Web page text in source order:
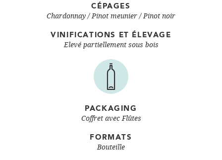
CÉPAGES
Chardonnay Pinot meunier Pinot noir
VINIFICATIONS ET ÉLEVAGE
Elevé partiellement sous bois
PACKAGING
Coffret avec Flûtes
FORMATS
Bouteille